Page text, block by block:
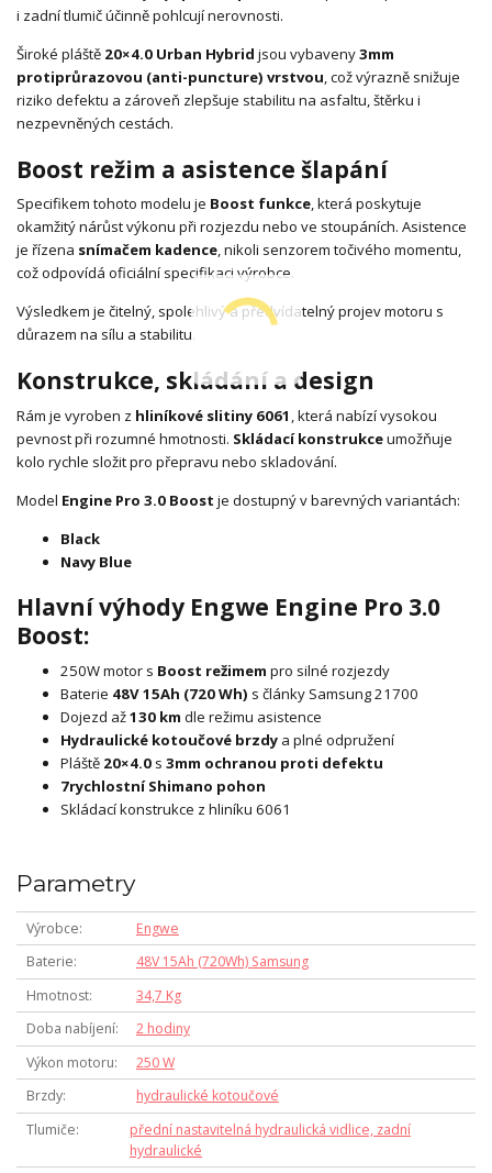
i zadní tlumič účinně pohlcují nerovnosti.
Široké pláště 20×4.0 Urban Hybrid jsou vybaveny3mm
protiprůrazovou (anti-puncture) vrstvou, což výrazně snižuje
riziko defektu a zároveň zlepšuje stabilitu na asfaltu, štěrku i
nezpevněných cestách.
Boost režim a asistence šlapání
Specifikem tohoto modelu je Boost funkce, která poskytuje
okamžitý nárůst výkonu při rozjezdu nebo ve stoupáních. Asistence
je řízena snímačem kadence, nikoli senzorem točivého momentu,
což odpovídá oficiální specifikaci výrobce.
Výsledkem je čitelný, spolehlivý a předvídatelný projev motoru s
důrazem na sílu a stabilitu.
Konstrukce, skládání a design
Rám je vyroben z hliníkové slitiny 6061 , která nabízí vysokou
pevnost při rozumné hmotnosti. Skládací konstrukceumožňuje
kolo rychle složit pro přepravu nebo skladování.
Model Engine Pro 3.0 Boost je dostupný v barevných variantách:
Black
Navy Blue
Hlavní výhody Engwe Engine Pro 3.0
Boost:
250W motor s Boost režimem pro silné rozjezdy
Baterie 48V 15Ah (720 Wh) s články Samsung 21700
Dojezd až130 km dle režimu asistence
Hydraulické kotoučové brzdy a plné odpružení
Pláště 20×4.0 s 3mm ochranou proti defektu
7rychlostní Shimano pohon
Skládací konstrukce z hliníku 6061
Parametry
Výrobce
Engwe
Baterie
48V 15Ah (720Wh) Samsung
Hmotnost
34,7 Kg
Doba nabíjení
2 hodiny
Výkon motoru
250 W
Brzdy
hydraulické kotoučové
Tlumiče
přední nastavitelná hydraulická vidlice, zadní
hydraulické